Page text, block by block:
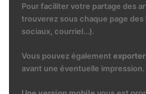
Pour faciliter votre partage des
trouverez sous chaque page des
sociaux, courriel…).
Vous pouvez également
avant une éventuelle impression.